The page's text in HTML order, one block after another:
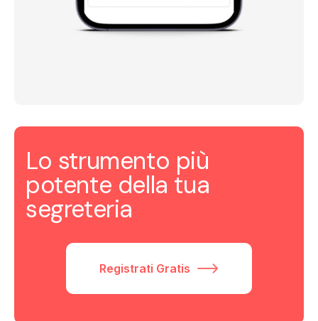
Lo strumento più
potente della tua
segreteria
Registrati Gratis